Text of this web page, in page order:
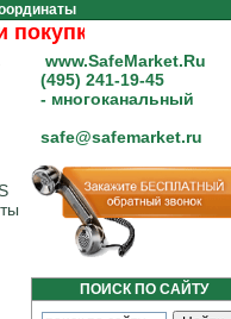
на сумму от
www.SafeMarket.Ru
(495) 241-19-45
- многоканальный
safe@safemarket.ru
ПОИСК ПО САЙТУ